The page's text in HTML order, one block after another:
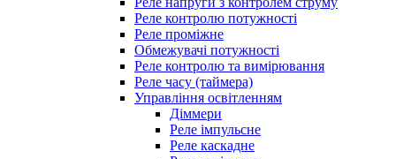
Реле контролю потужності
Реле проміжне
Обмежувачі потужності
Реле контролю та вимірювання
Реле часу (таймера)
Управління освітленням
Діммери
Реле імпульсне
Реле каскадне